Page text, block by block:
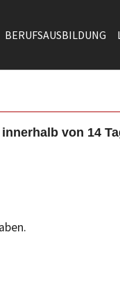
BERUFSAUSBILDUNG
innerhalb von 14